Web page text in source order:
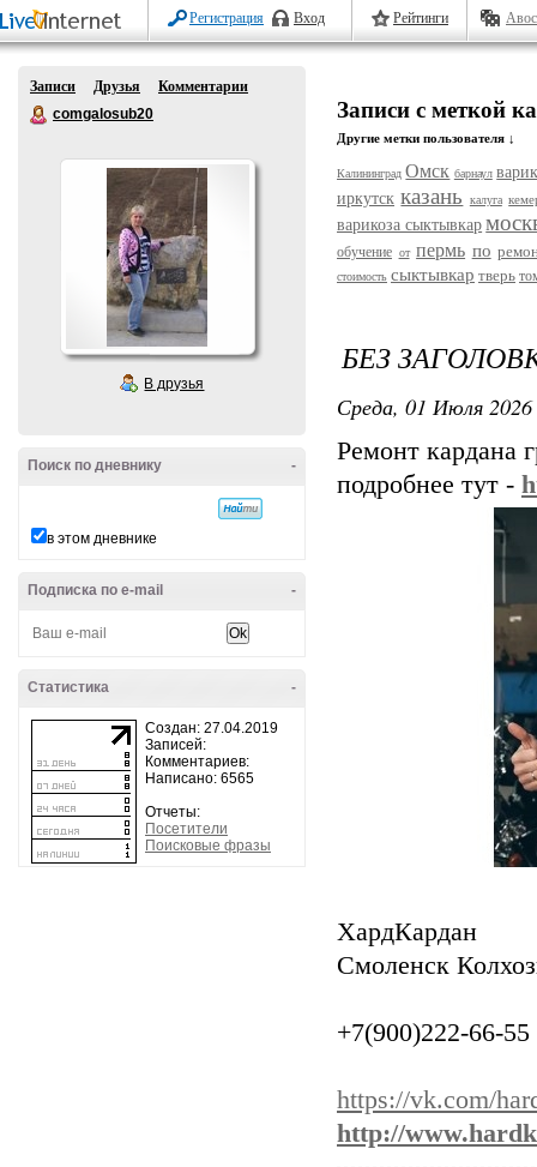
Регистрация Вход Рейтинги
Записи Друзья
Комментарии
comgalosub20
В друзья
-
Поиск по дневнику
в этом дневнике
-
Подписка по e-mail
-
Статистика
Создан: 27.04.2019
Записей:
Комментариев:
Написано: 6565
Отчеты:
Посетители
Поисковые фразы
Записи с меткой
Другие метки пользователя ↓
Калининград Омск барнаул
иркутск казань калуга
варикоза сыктывкар
обучение от пермь по
стоимость сыктывкар тверь
БЕЗ
Среда, 01 Июля
Ремонт кардана
подробнее тут -
ХардКардан
Смоленск
+7(900)222-66-55
https://vk.com/
http://